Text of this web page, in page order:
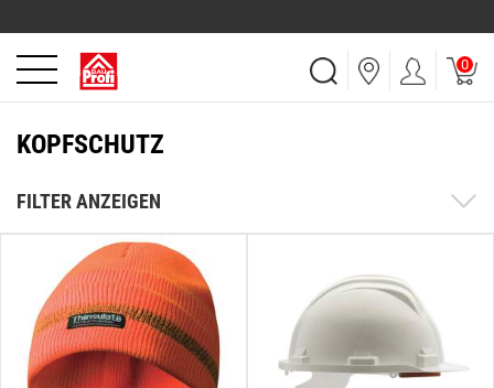
0
KOPFSCHUTZ
FILTER ANZEIGEN